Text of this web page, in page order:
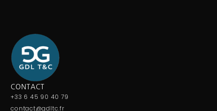
CONTACT
+33 6 45 90 40 79
contact@gdltc.fr